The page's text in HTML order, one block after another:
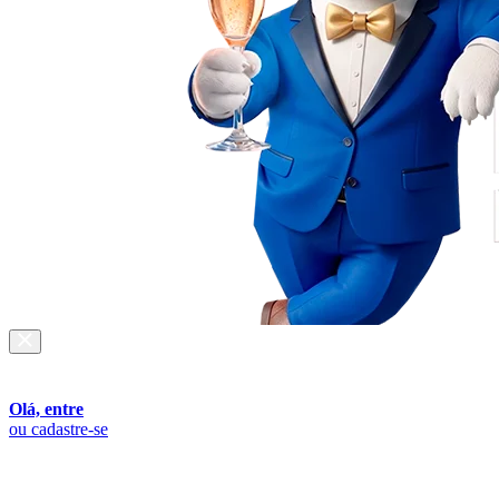
Olá, entre
ou cadastre-se